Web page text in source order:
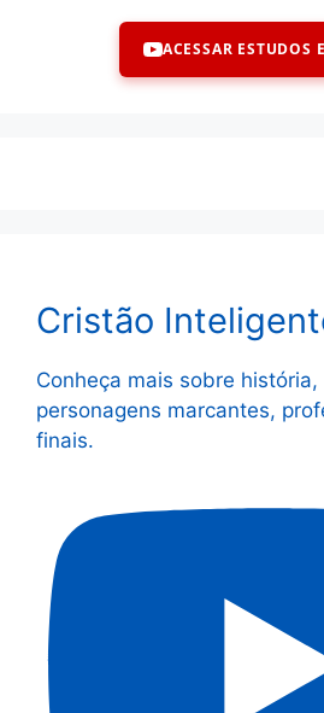
ACESSAR ESTUDOS
Cristão
Conheça mais sobre
personagens marcantes,
finais.